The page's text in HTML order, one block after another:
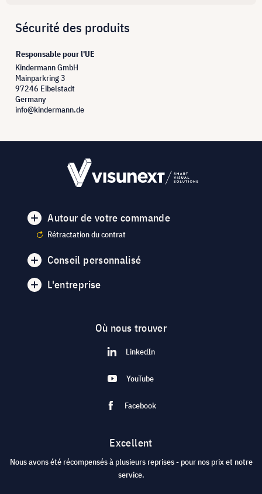
Sécurité des produits
Responsable pour l'UE
Kindermann GmbH
Mainparkring 3
97246 Eibelstadt
Germany
info@kindermann.de
Autour de votre commande
Rétractation du contrat
Conseil personnalisé
L'entreprise
Où nous trouver
LinkedIn
YouTube
Facebook
Excellent
Nous avons été récompensés à plusieurs reprises - pour nos prix et notre
service.